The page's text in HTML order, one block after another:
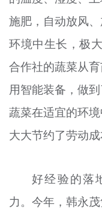
施肥，自动放风
环境中生长，极
合作社的蔬菜从
用智能装备，做
蔬菜在适宜的环
大大节约了劳动成
好经验的落
力。今年，韩永